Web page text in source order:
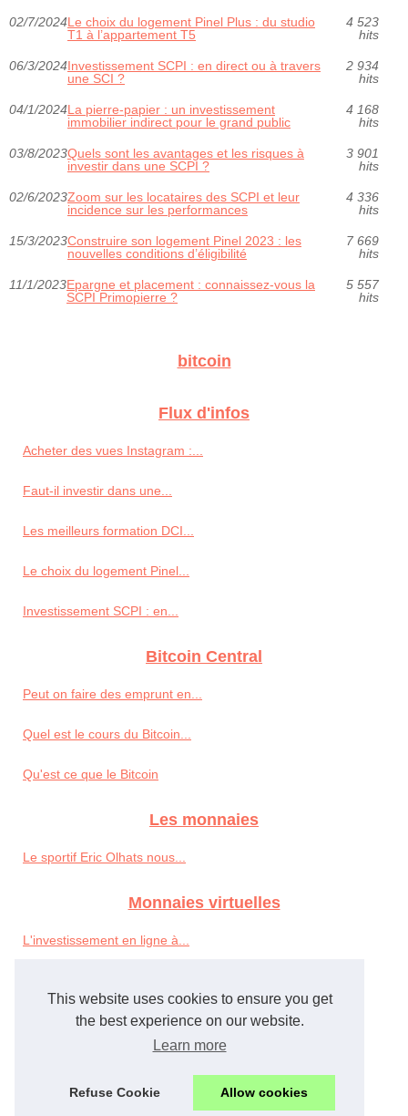
This website uses cookies to ensure you get
the best experience on our website.
Learn more
Refuse Cookie Allow cookies
02/7/2024Le choix du logement Pinel Plus : du studio
T1 à l’appartement T5
4 523
hits
06/3/2024Investissement SCPI : en direct ou à travers
une SCI ?
2 934
hits
04/1/2024La pierre-papier : un investissement
immobilier indirect pour le grand public
4 168
hits
03/8/2023Quels sont les avantages et les risques à
investir dans une SCPI ?
3 901
hits
02/6/2023Zoom sur les locataires des SCPI et leur
incidence sur les performances
4 336
hits
15/3/2023Construire son logement Pinel 2023 : les
nouvelles conditions d’éligibilité
7 669
hits
11/1/2023Epargne et placement : connaissez-vous la
SCPI Primopierre ?
5 557
hits
bitcoin
Flux d'infos
Acheter des vues Instagram :...
Faut-il investir dans une...
Les meilleurs formation DCI...
Le choix du logement Pinel...
Investissement SCPI : en...
Bitcoin Central
Peut on faire des emprunt en...
Quel est le cours du Bitcoin...
Qu'est ce que le Bitcoin
Les monnaies
Le sportif Eric Olhats nous...
Monnaies virtuelles
L'investissement en ligne à...
Prévention aux fraudes sur...